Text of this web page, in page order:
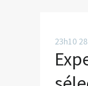
23h10 28